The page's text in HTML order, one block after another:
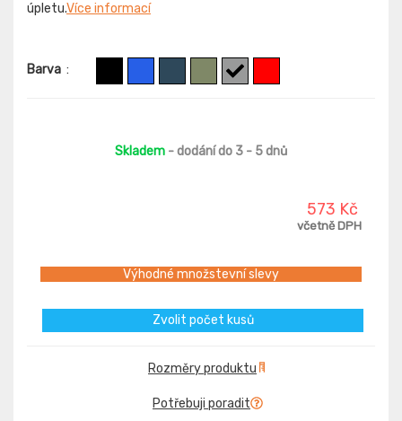
úpletu.Více informací
Barva :
Skladem - dodání do 3 - 5 dnů
573 Kč
včetně DPH
Výhodné množstevní slevy
Zvolit počet kusů
Rozměry produktu
Potřebuji poradit